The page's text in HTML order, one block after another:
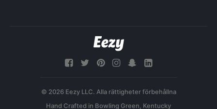
© 2026 Eezy LLC. Alla rättigheter förbehållna